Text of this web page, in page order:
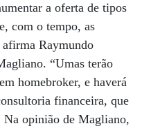
a oferta de tipos
com o tempo, as
afirma Raymundo
“Umas terão
homebroker, e haverá
financeira, que
Na opinião de Magliano,